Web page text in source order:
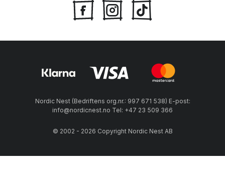
Nordic Nest (Bedriftens org.nr.: 997 671 538) E-post:
info@nordicnest.no Tel: +47 23 509 366
© 2002 - 2026 Copyright Nordic Nest AB